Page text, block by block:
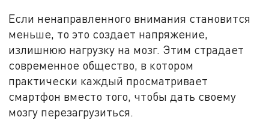
Если ненаправленного внимания становится
меньше, то это создает напряжение,
излишнюю нагрузку на мозг. Этим страдает
современное общество, в котором
практически каждый просматривает
смартфон вместо того, чтобы дать своему
мозгу перезагрузиться.